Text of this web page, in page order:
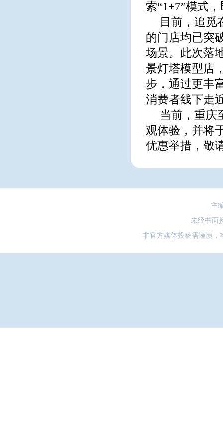
索“1+7”模式
目前，追觅
的门店均已突
场景。此次落
景灯塔模型店
步，通过更丰
消费者线下走
当前，重庆
观体验，并将
优惠举措，敬
主
未经书面
非官方媒体投稿需谨慎，